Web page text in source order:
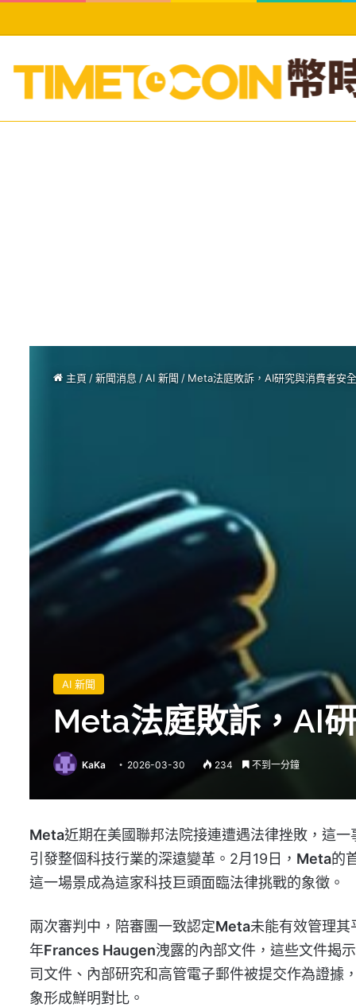
主頁 /新聞消息 /AI 新聞 / Meta法庭敗訴，AI研究與消費者安
AI 新聞
Meta法庭敗訴，AI
KaKa 2026-03-30 234 不到一分鐘
Meta近期在美國聯邦法院接連遭遇法律挫敗，這
引發整個科技行業的深遠變革。2月19日， Meta的
這一場景成為這家科技巨頭面臨法律挑戰的象徵。
兩次審判中，陪審團一致認定Meta未能有效管理
年Frances Haugen洩露的內部文件，這些文件揭
司文件、內部研究和高管電子郵件被提交作為證據
象形成鮮明對比。